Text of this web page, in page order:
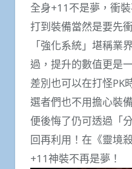
全身+11不是夢，衝
打到裝備當然是要先
「強化系統」堪稱業
過，提升的數值更是
差別也可以在打怪PK
選者們也不用擔心裝
便後悔了仍可透過「
回再利用！在《靈境
+11神裝不再是夢！